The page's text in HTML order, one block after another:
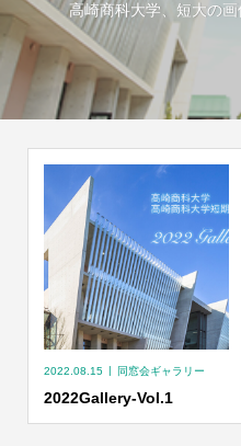
高崎商科大学、短大の
2022.08.15 同窓会ギャラリー
2022Gallery-Vol.1